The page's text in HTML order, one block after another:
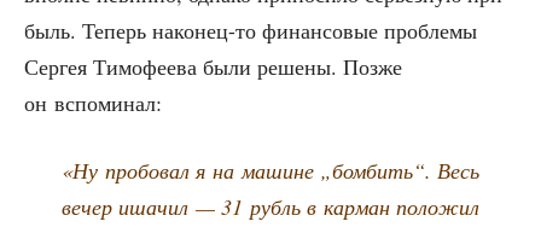
быль. Теперь нако­нец-то финан­со­вые про­бле­мы
Сер­гея Тимо­фе­е­ва были реше­ны. Поз­же
он вспоминал:
«Ну про­бо­вал я на машине „бом­бить“. Весь
вечер иша­чил — 31 рубль в кар­ман поло­жил